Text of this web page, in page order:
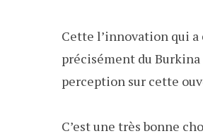
Cette l’innovation qui a
précisément du Burkina
perception sur cette
C’est une très bonne